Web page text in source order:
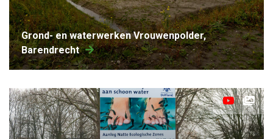
Grond- en waterwerken Vrouwenpolder,
Barendrecht